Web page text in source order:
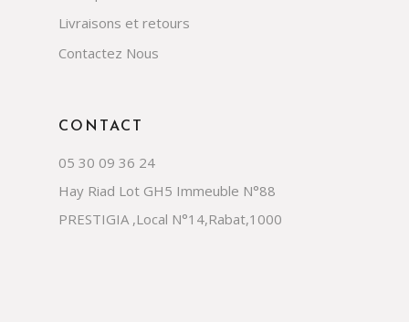
CONTACT
05 30 09 36 24
Hay Riad Lot GH5 Immeuble N°88
PRESTIGIA ,Local N°14,Rabat,1000
Livraisons et retours
Contactez Nous